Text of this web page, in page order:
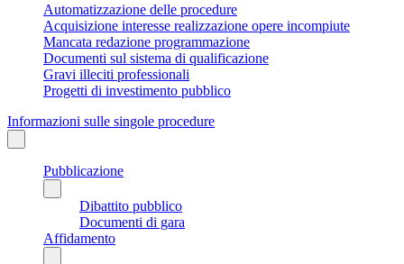
Automatizzazione delle procedure
Acquisizione interesse realizzazione opere incompiute
Mancata redazione programmazione
Documenti sul sistema di qualificazione
Gravi illeciti professionali
Progetti di investimento pubblico
Informazioni sulle singole procedure
Pubblicazione
Dibattito pubblico
Documenti di gara
Affidamento